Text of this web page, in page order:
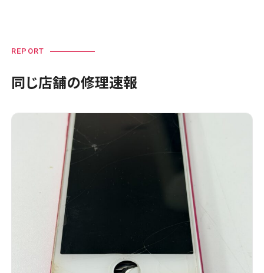
REPORT
同じ店舗の修理速報